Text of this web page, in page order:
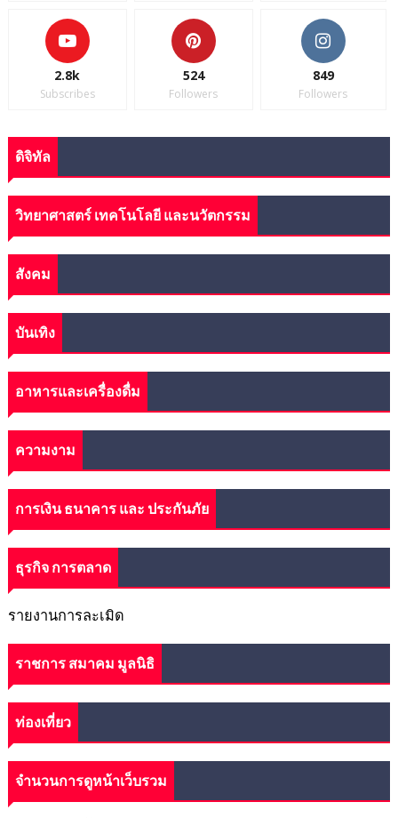
2.8k
Subscribes
524
Followers
849
Followers
ดิจิทัล
วิทยาศาสตร์ เทคโนโลยี และนวัตกรรม
สังคม
บันเทิง
อาหารและเครื่องดื่ม
ความงาม
การเงิน ธนาคาร และ ประกันภัย
ธุรกิจ การตลาด
รายงานการละเมิด
ราชการ สมาคม มูลนิธิ
ท่องเที่ยว
จำนวนการดูหน้าเว็บรวม